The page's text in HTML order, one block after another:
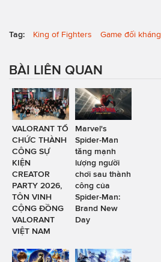
Tag: King of Fighters Game đối kháng
BÀI LIÊN QUAN
VALORANT TỔ
CHỨC THÀNH
CÔNG SỰ
KIỆN
CREATOR
PARTY 2026,
TÔN VINH
CỘNG ĐỒNG
VALORANT
VIỆT NAM
Marvel's
Spider-Man
tăng mạnh
lượng người
chơi sau thành
công của
Spider-Man:
Brand New
Day